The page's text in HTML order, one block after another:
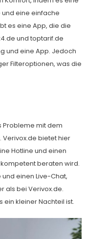
eine einfache
es eine App, die die
und toptarif.de
und eine App. Jedoch
Filteroptionen, was die
Probleme mit dem
Verivox.de bietet hier
Hotline und einen
beraten wird.
einen Live-Chat,
als bei Verivox.de.
ein kleiner Nachteil ist.